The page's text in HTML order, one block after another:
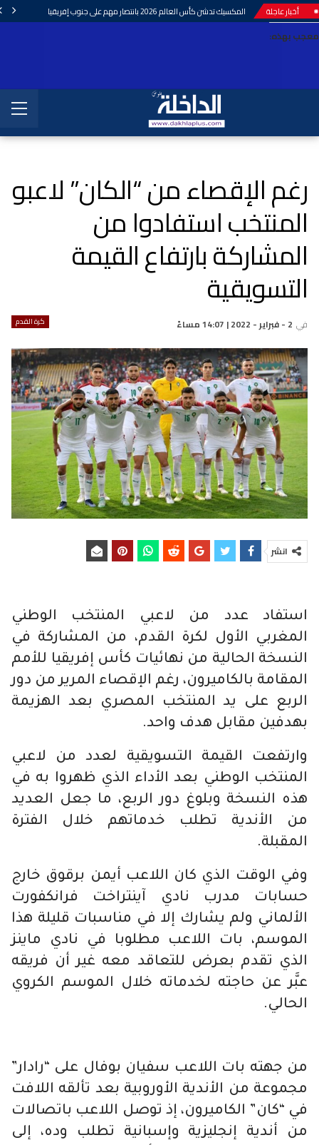
أخبار عاجلة المكسيك تدشن كأس العالم 2026 بانتصار مهم على جنوب إفريقيا
معجب بهذه:
رغم الإقصاء من “الكان” لاعبو
المنتخب استفادوا من
المشاركة بارتفاع القيمة
التسويقية
كرة القدم في 2 - فبراير - 2022 | 14:07 مساءً
انشر
استفاد عدد من لاعبي المنتخب الوطني
المغربي الأول لكرة القدم، من المشاركة في
النسخة الحالية من نهائيات كأس إفريقيا للأمم
المقامة بالكاميرون، رغم الإقصاء المرير من دور
الربع على يد المنتخب المصري بعد الهزيمة
بهدفين مقابل هدف واحد.
وارتفعت القيمة التسويقية لعدد من لاعبي
المنتخب الوطني بعد الأداء الذي ظهروا به في
هذه النسخة وبلوغ دور الربع، ما جعل العديد
من الأندية تطلب خدماتهم خلال الفترة
المقبلة.
وفي الوقت الذي كان اللاعب أيمن برقوق خارج
حسابات مدرب نادي آينتراخت فرانكفورت
الألماني ولم يشارك إلا في مناسبات قليلة هذا
الموسم، بات اللاعب مطلوبا في نادي ماينز
الذي تقدم بعرض للتعاقد معه غير أن فريقه
عبَّر عن حاجته لخدماته خلال الموسم الكروي
الحالي.
من جهته بات اللاعب سفيان بوفال على “رادار”
مجموعة من الأندية الأوروبية بعد تألقه اللافت
في “كان” الكاميرون، إذ توصل اللاعب باتصالات
من أندية إنجليزية وإسبانية تطلب وده، إلى